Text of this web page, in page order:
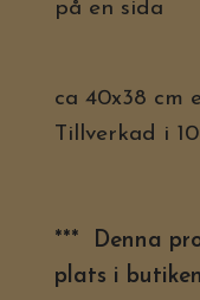
på en sida
ca 40x38 cm
Tillverkad i
*** Denna
plats i